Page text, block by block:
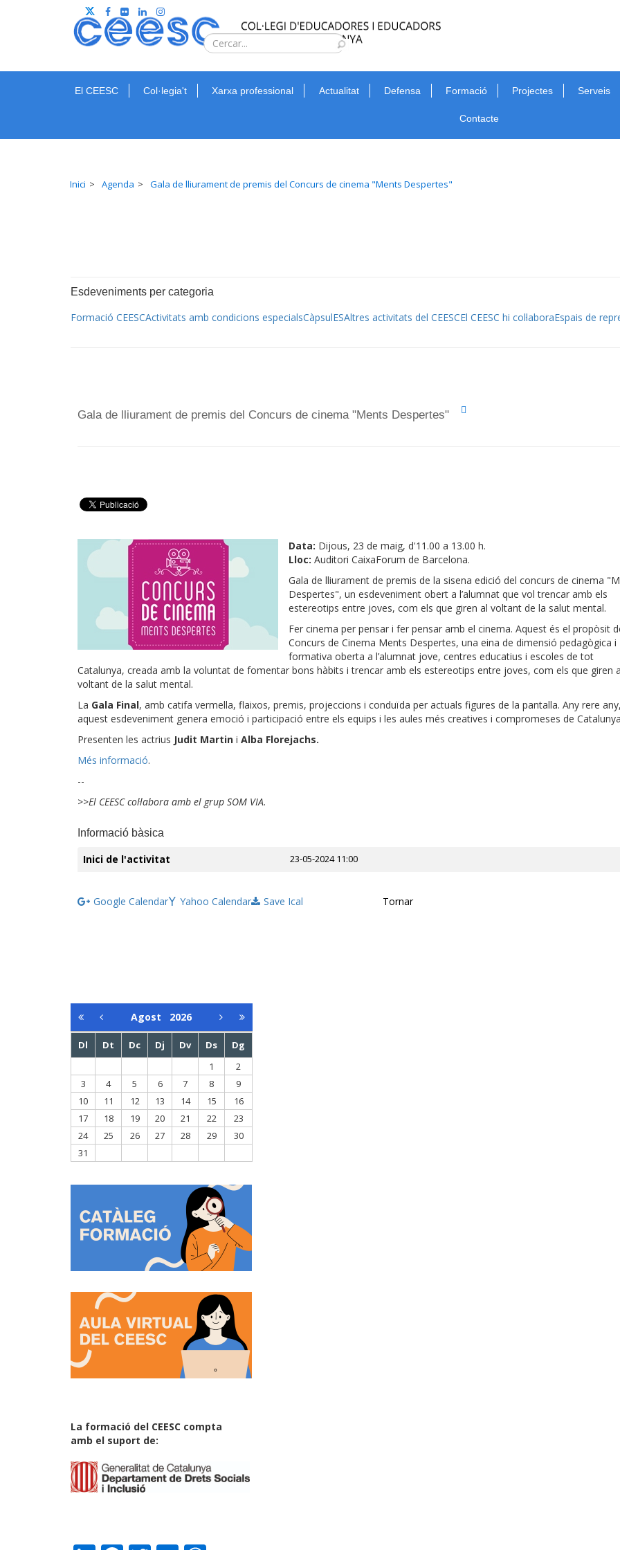
Type 2 or more characters for results.
Cerca
El CEESC Col·legia't Xarxa professional Actualitat Defensa Formació Projectes Serveis
Contacte
Inici Agenda Gala de lliurament de premis del Concurs de cinema "Ments Despertes"
Esdeveniments per categoria
Formació CEESCActivitats amb condicions especialsCàpsulESAltres activitats del CEESCEl CEESC hi col·laboraEspais de
Gala de lliurament de premis del Concurs de cinema "Ments Despertes"
Data: Dijous, 23 de maig, d'11.00 a 13.00 h.
Lloc: Auditori CaixaForum de Barcelona.
Gala de lliurament de premis de la sisena edició del concurs de cinema
Despertes", un esdeveniment obert a l’alumnat que vol trencar amb els
estereotips entre joves, com els que giren al voltant de la salut mental.
Fer cinema per pensar i fer pensar amb el cinema. Aquest és el propòsit
Concurs de Cinema Ments Despertes, una eina de dimensió pedagògica i
formativa oberta a l’alumnat jove, centres educatius i escoles de tot
Catalunya, creada amb la voluntat de fomentar bons hàbits i trencar amb els estereotips entre joves, com els que giren
voltant de la salut mental.
La Gala Final, amb catifa vermella, flaixos, premis, projeccions i conduïda per actuals figures de la pantalla. Any rere any,
aquest esdeveniment genera emoció i participació entre els equips i les aules més creatives i compromeses de
Presenten les actrius Judit Martin i Alba Florejachs.
Més informació.
--
>>El CEESC col·labora amb el grup SOM VIA.
Informació bàsica
Inici de l'activitat 23-05-2024 11:00
Google Calendar Yahoo Calendar Save Ical Tornar
Agost 2026
Dl Dt Dc Dj Dv Ds
Dg
1
2
3
4 5 6 7 8
9
10
11 12 13 14 15
16
17
18 19 20 21 22
23
24
25 26 27 28 29
30
31
La formació del CEESC compta
amb el suport de: